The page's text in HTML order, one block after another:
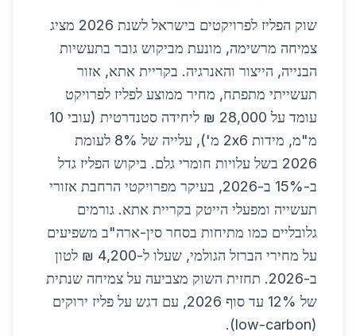
שוק הפליז לפרויקטים בישראל לשנת 2026 מציג
צמיחה מרשימה, מונעת מביקוש גובר בתעשיות
הבנייה, הייצור והאנרגיה. בקריית אתא, אזור
תעשייתי מתפתח, מחיר ממוצע לפליז לפרויקט
עומד על 28,000 ₪ ליחידה סטנדרטית (עובי 10
מ"מ, מידות 2x6 מ'), עלייה של 8% לעומת
2026 בשל עלויות חומרי גלם. ביקוש הפליז גדל
ב-15% ב-2026, בעיקר מפרויקטי הרחבת אזורי
תעשייה ומפעלי הייטק בקריית אתא. גורמים
גלובליים כמו מתיחות בסחר סין-ארה"ב משפיעים
על מחירי הברזל הגולמי, שעלו ל-4,200 ₪ לטון
ב-2026. תחזית השוק מצביעה על צמיחה שנתית
של 12% עד סוף 2026, עם דגש על פליז ירוקים
(low-carbon).